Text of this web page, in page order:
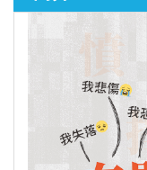
講道／事奉
靈修／讀經